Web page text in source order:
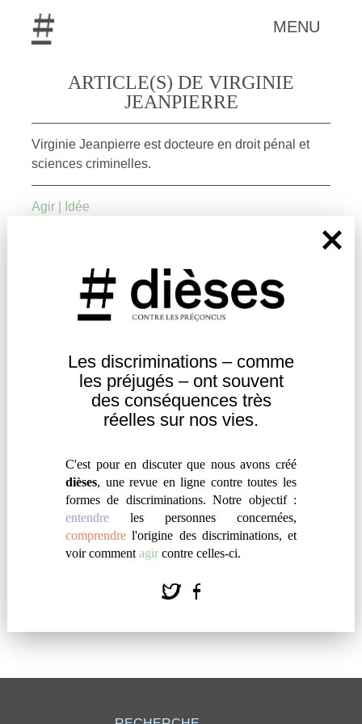
Les discriminations – comme
lespréjugés – ont souvent
desconséquences très
réelles sur nos vies.
C'est pour en discuter que nous avons créé
dièses, une revue en ligne contre toutes les
formes de discriminations. Notre objectif :
entendre les personnes concernées,
comprendre l'origine des discriminations, et
voir comment agir contre celles-ci.
MENU
ARTICLE(S) DE VIRGINIE
JEANPIERRE
Virginie Jeanpierre est docteure en droit pénal et
sciences criminelles.
Agir Idée
EST UN VÉRITABLE BOULET DES
TEMPS MODERNES
Les conditions de détention ignobles dans bien des
prisons ne doivent pas nous faire oublier un autre
détenus de trouver un emploi.